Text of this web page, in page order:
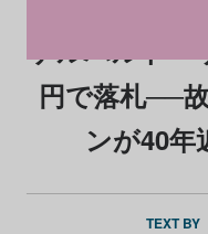
ゲルハルト・
円で落札──
ンが40年
TEXT BY